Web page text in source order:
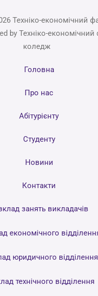
Техніко-економічний
by Техніко-
коледж
Головна
Про нас
Абітурієнту
Студенту
Новини
Контакти
занять викладачів
економічного
юридичного відділення
технічного відділення